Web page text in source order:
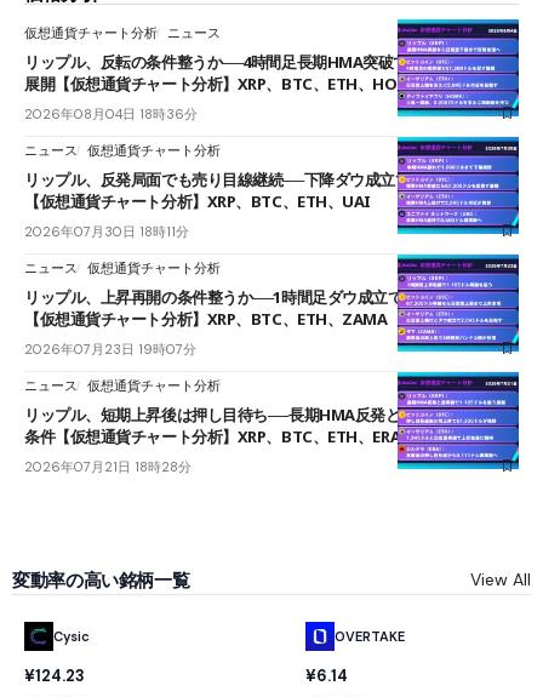
仮想通貨チャート分析 ニュース
リップル、反転の条件整うか──4時間足長期HMA突破で雲下端を目指す
展開【仮想通貨チャート分析】XRP、BTC、ETH、HOME
2026年08月04日 18時36分
ニュース 仮想通貨チャート分析
リップル、反発局面でも売り目線継続──下降ダウ成立で下値追う展開
【仮想通貨チャート分析】XRP、BTC、ETH、UAI
2026年07月30日 18時11分
ニュース 仮想通貨チャート分析
リップル、上昇再開の条件整うか──1時間足ダウ成立で1.185ドルを狙う
【仮想通貨チャート分析】XRP、BTC、ETH、ZAMA
2026年07月23日 19時07分
ニュース 仮想通貨チャート分析
リップル、短期上昇後は押し目待ち──長期HMA反発と雲上抜けが買い
条件【仮想通貨チャート分析】XRP、BTC、ETH、ERA
2026年07月21日 18時28分
変動率の高い銘柄一覧 View All
Cysic
¥124.23
OVERTAKE
¥6.14